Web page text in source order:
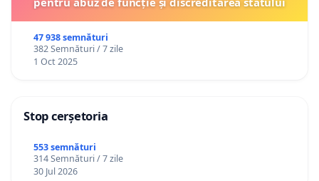
47 938 semnături
382 Semnături / 7 zile
1 Oct 2025
Stop cerșetoria
553 semnături
314 Semnături / 7 zile
30 Jul 2026